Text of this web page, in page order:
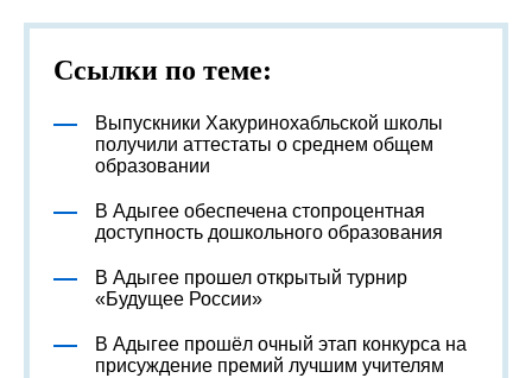
Ссылки по теме:
Выпускники Хакуринохабльской школы
получили аттестаты о среднем общем
образовании
В Адыгее обеспечена стопроцентная
доступность дошкольного образования
В Адыгее прошел открытый турнир
«Будущее России»
В Адыгее прошёл очный этап конкурса на
присуждение премий лучшим учителям